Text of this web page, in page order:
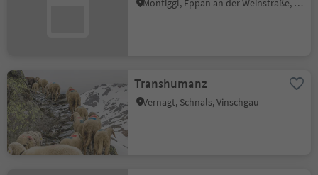
Montiggl, Eppan an der Weinstraße, Südtiroler Weinstraße
Transhumanz
Vernagt, Schnals, Vinschgau